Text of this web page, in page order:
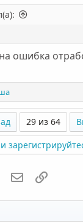
ошибка
29 из 64
WhatsApp